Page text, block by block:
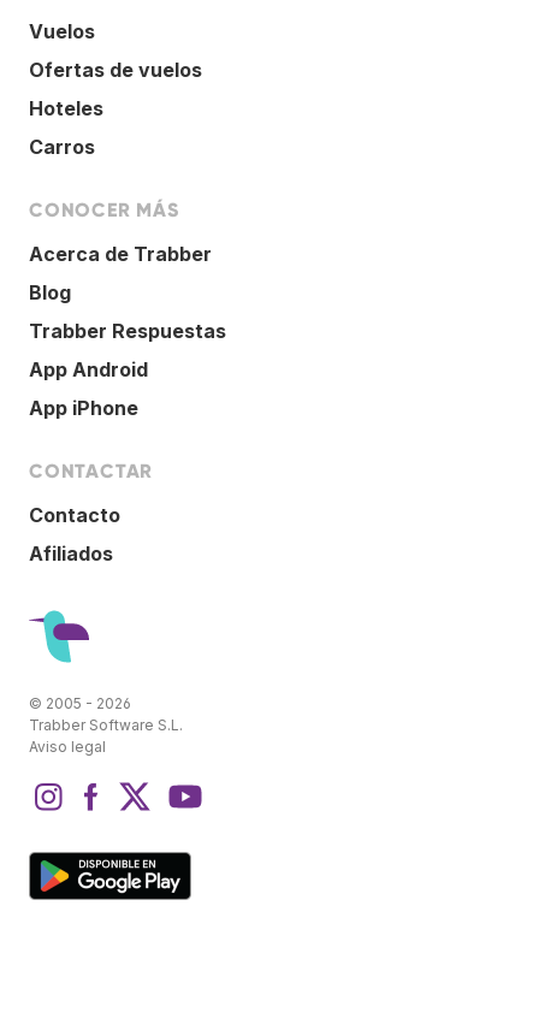
Vuelos
Ofertas de vuelos
Hoteles
Carros
CONOCER MÁS
Acerca de Trabber
Blog
Trabber Respuestas
App Android
App iPhone
CONTACTAR
Contacto
Afiliados
© 2005 - 2026
Trabber Software S.L.
Aviso legal